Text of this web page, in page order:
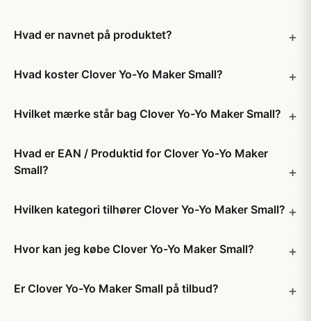
Hvad er navnet på produktet?
Hvad koster Clover Yo-Yo Maker Small?
Hvilket mærke står bag Clover Yo-Yo Maker Small?
Hvad er EAN / Produktid for Clover Yo-Yo Maker
Small?
Hvilken kategori tilhører Clover Yo-Yo Maker Small?
Hvor kan jeg købe Clover Yo-Yo Maker Small?
Er Clover Yo-Yo Maker Small på tilbud?